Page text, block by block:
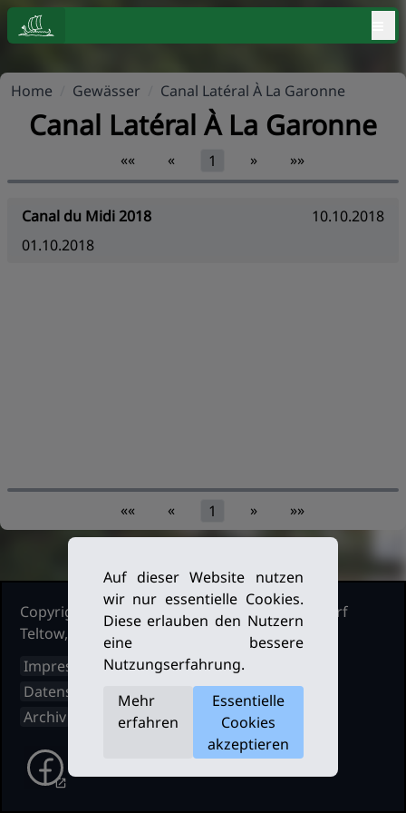
Home Gewässer Canal Latéral À La Garonne
Canal Latéral À La Garonne
«« « 1 » »»
Canal du Midi 2018
10.10.2018
01.10.2018
«« « 1 » »»
Copyright Ruderclub Kleinmachnow Stahnsdorf
Teltow, 2026. Alle Rechte vorbehalten.
Impressum
Datenschutz
Archiv
Auf dieser Website nutzen
wir nur essentielle Cookies.
Diese erlauben den Nutzern
eine bessere
Nutzungserfahrung.
Mehr
erfahren
Essentielle
Cookies
akzeptieren